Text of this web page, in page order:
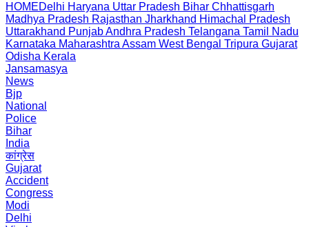
HOMEDelhi Haryana Uttar Pradesh Bihar Chhattisgarh
Madhya Pradesh Rajasthan Jharkhand Himachal Pradesh
Uttarakhand PunjabAndhra Pradesh Telangana Tamil Nadu
Karnataka Maharashtra Assam West Bengal Tripura Gujarat
Odisha Kerala
Jansamasya
News
Bjp
National
Police
Bihar
India
कांग्रेस
Gujarat
Accident
Congress
Modi
Delhi